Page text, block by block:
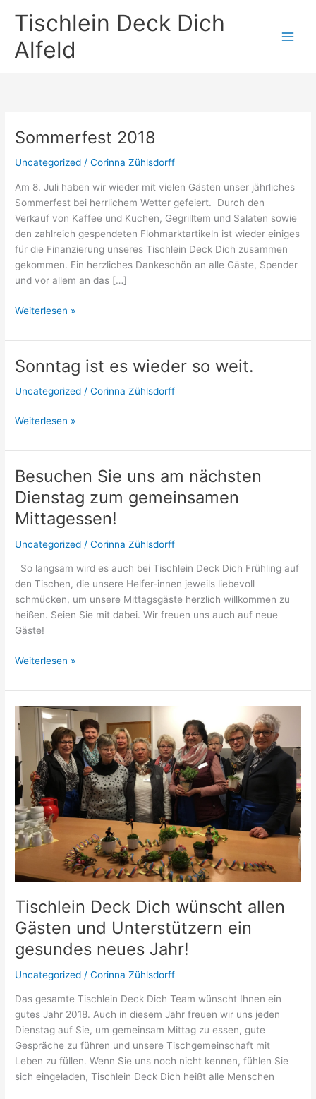
Tischlein Deck Dich
Alfeld
Sommerfest 2018
Uncategorized /Corinna Zühlsdorff
Am 8. Juli haben wir wieder mit vielen Gästen unser jährliches
Sommerfest bei herrlichem Wetter gefeiert. Durch den
Verkauf von Kaffee und Kuchen, Gegrilltem und Salaten sowie
den zahlreich gespendeten Flohmarktartikeln ist wieder einiges
für die Finanzierung unseres Tischlein Deck Dich zusammen
gekommen. Ein herzliches Dankeschön an alle Gäste, Spender
und vor allem an das […]
Sommerfest
Weiterlesen »
Sonntag ist es wieder so weit.
Uncategorized /Corinna Zühlsdorff
Sonntag
es
so
weit.
Weiterlesen »
Besuchen Sie uns am nächsten
Dienstag zum gemeinsamen
Mittagessen!
Uncategorized /Corinna Zühlsdorff
So langsam wird es auch bei Tischlein Deck Dich Frühling auf
den Tischen, die unsere Helfer-innen jeweils liebevoll
schmücken, um unsere Mittagsgäste herzlich willkommen zu
heißen. Seien Sie mit dabei. Wir freuen uns auch auf neue
Gäste!
Besuchen
uns
am
nächsten
Dienstag
gemeinsamen
Mittagessen!
Weiterlesen »
Tischlein Deck Dich wünscht allen
Gästen und Unterstützern ein
gesundes neues Jahr!
Uncategorized /Corinna Zühlsdorff
Das gesamte Tischlein Deck Dich Team wünscht Ihnen ein
gutes Jahr 2018. Auch in diesem Jahr freuen wir uns jeden
Dienstag auf Sie, um gemeinsam Mittag zu essen, gute
Gespräche zu führen und unsere Tischgemeinschaft mit
Leben zu füllen. Wenn Sie uns noch nicht kennen, fühlen Sie
sich eingeladen, Tischlein Deck Dich heißt alle Menschen